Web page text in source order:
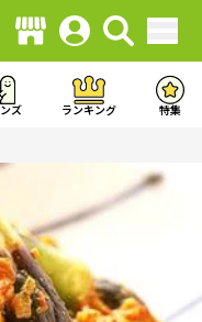
ズ ランキング 特集